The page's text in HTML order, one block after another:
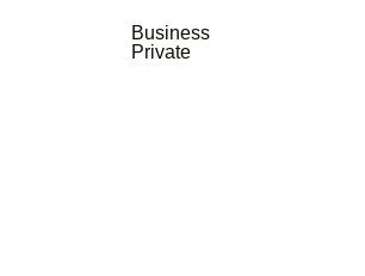
Business
Private